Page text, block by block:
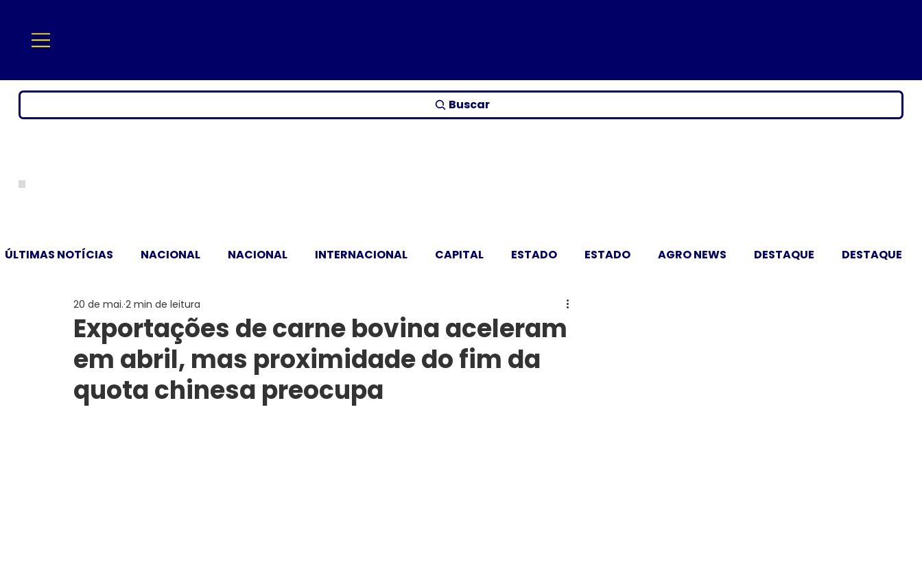
Buscar
ÚLTIMAS NOTÍCIAS NACIONAL NACIONAL INTERNACIONAL CAPITAL ESTADO ESTADO AGRO NEWS DESTAQUE DESTAQUE
Exportações de carne bovina aceleram
em abril, mas proximidade do fim da
quota chinesa preocupa
20 de mai. 2 min de leitura